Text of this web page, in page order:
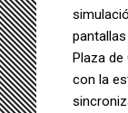
Plaza
con la